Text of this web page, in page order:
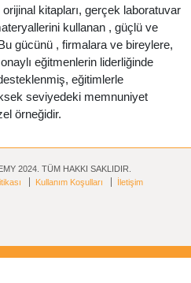
kitapları, gerçek laboratuvar
kullanan , güçlü ve
gücünü , firmalara ve bireylere,
eğitmenlerin liderliğinde
eğitimlerle
seviyedeki memnuniyet
örneğidir.
2024. TÜM HAKKI SAKLIDIR.
Kullanım Koşulları İletişim